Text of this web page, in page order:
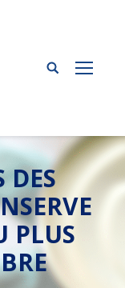
DES
PLUS